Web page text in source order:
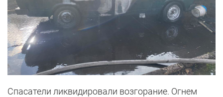
Спасатели ликвидировали возгорание. Огнем